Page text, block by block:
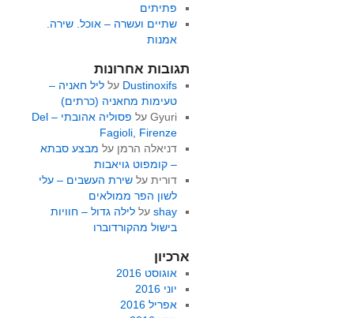
פתיתים
שתיים ועשרה – אוכל. שירה.
אמנות
תגובות אחרונות
Dustinoxifs על ליל חאניה –
טעימות מחאניה (כרתים)
Gyuriעל
פסוליה אהובתי – Del
Fagioli, Firenze
דניאלה הרמן על מבצע סבתא
– קומפוט גויאבות
דוריתעל שירת העשבים – עלי
לשון הפר ממולאים
shayעל לילה גדול – חוויות
בישול מהקורדוברו
ארכיון
אוגוסט 2016
יוני 2016
אפריל 2016